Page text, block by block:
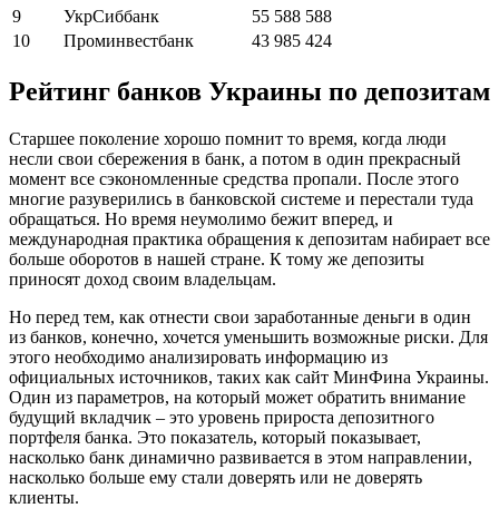
9
УкрСиббанк
55 588 588
10
Проминвестбанк 43 985 424
Рейтинг банков Украины по депозитам
Старшее поколение хорошо помнит то время, когда люди
несли свои сбережения в банк, а потом в один прекрасный
момент все сэкономленные средства пропали. После этого
многие разуверились в банковской системе и перестали туда
обращаться. Но время неумолимо бежит вперед, и
международная практика обращения к депозитам набирает все
больше оборотов в нашей стране. К тому же депозиты
приносят доход своим владельцам.
Но перед тем, как отнести свои заработанные деньги в один
из банков, конечно, хочется уменьшить возможные риски. Для
этого необходимо анализировать информацию из
официальных источников, таких как сайт МинФина Украины.
Один из параметров, на который может обратить внимание
будущий вкладчик – это уровень прироста депозитного
портфеля банка. Это показатель, который показывает,
насколько банк динамично развивается в этом направлении,
насколько больше ему стали доверять или не доверять
клиенты.